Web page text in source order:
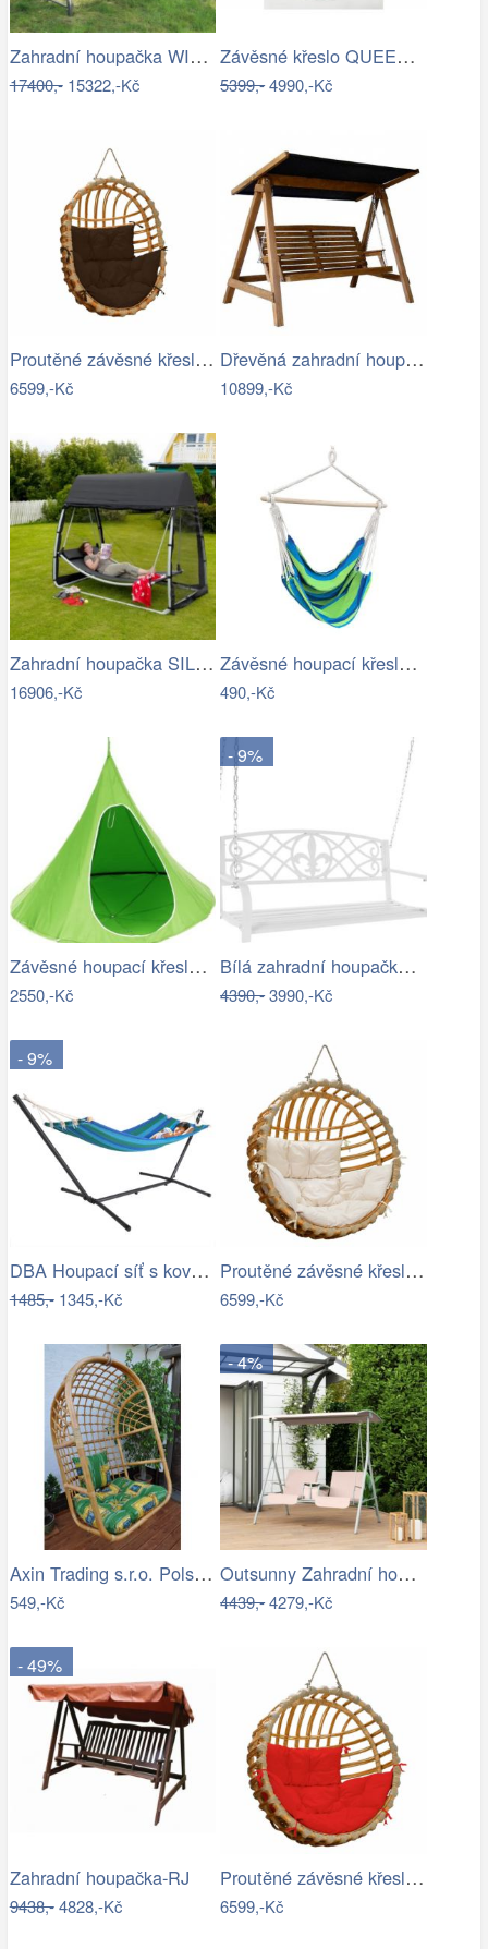
Zahradní houpačka WIENN - GD
17400,-15322,-Kč
Závěsné křeslo QUEEN, modrý sedák
5399,-4990,-Kč
Proutěné závěsné křeslo Lena, přírodní…
6599,-Kč
Dřevěná zahradní houpačka Lucas pro 4…
10899,-Kč
Zahradní houpačka SILASS - GD
16906,-Kč
Závěsné houpací křeslo Cozyz pásek modrá
490,-Kč
Závěsné houpací křeslo Kids zelená
2550,-Kč
- 9%
Bílá zahradní houpačka Ameli
4390,-3990,-Kč
- 9%
DBA Houpací síť s kovovým rámem 200 x…
1485,-1345,-Kč
Proutěné závěsné křeslo Elis, přírodní…
6599,-Kč
Axin Trading s.r.o. Polstr na závěsnou…
549,-Kč
- 4%
Outsunny Zahradní houpačka, dvoumístná,…
4439,-4279,-Kč
- 49%
Zahradní houpačka-RJ
9438,-4828,-Kč
Proutěné závěsné křeslo Elis, přírodní…
6599,-Kč